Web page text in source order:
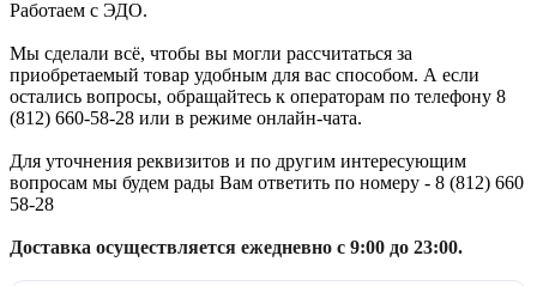
Работаем с ЭДО.
Мы сделали всё, чтобы вы могли рассчитаться за
приобретаемый товар удобным для вас способом. А если
остались вопросы, обращайтесь к операторам по телефону 8
(812) 660-58-28 или в режиме онлайн-чата.
Для уточнения реквизитов и по другим интересующим
вопросам мы будем рады Вам ответить по номеру - 8 (812) 660
58-28
Доставка осуществляется ежедневно с 9:00 до 23:00.